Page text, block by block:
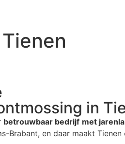
in
betrouwbaar bedrijf met
Brabant, en daar maakt